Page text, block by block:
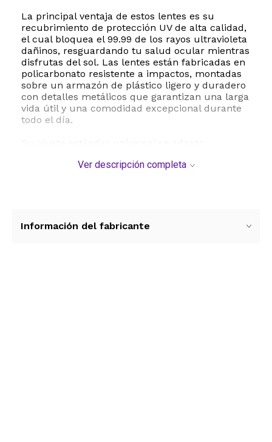
La principal ventaja de estos lentes es su
recubrimiento de protección UV de alta calidad,
el cual bloquea el 99.99 de los rayos ultravioleta
dañinos, resguardando tu salud ocular mientras
disfrutas del sol. Las lentes están fabricadas en
policarbonato resistente a impactos, montadas
sobre un armazón de plástico ligero y duradero
con detalles metálicos que garantizan una larga
vida útil y una comodidad excepcional durante
todo el día.
deslizarse. Para mantener tus lentes en
extremas.
Ver descripción completa
Información del fabricante